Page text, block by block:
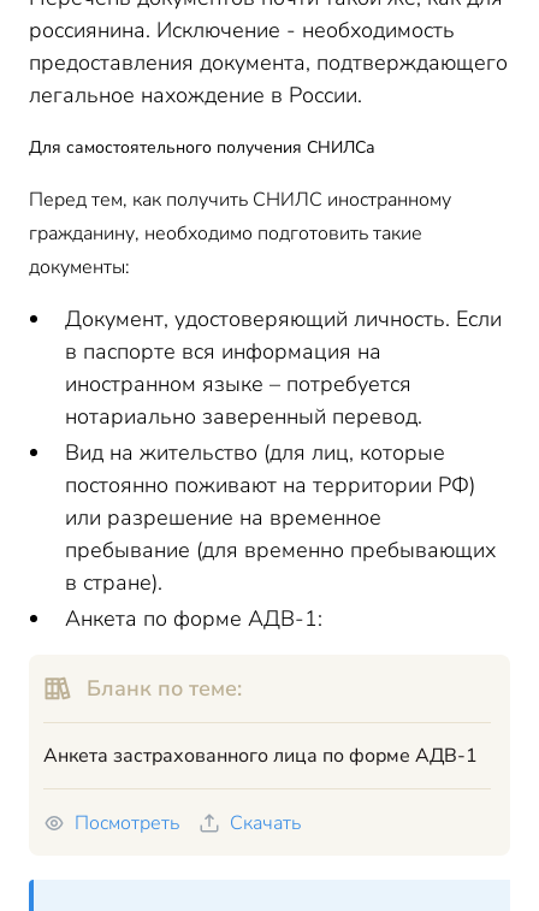
россиянина. Исключение - необходимость
предоставления документа, подтверждающего
легальное нахождение в России.
Для самостоятельного получения СНИЛСа
Перед тем, как получить СНИЛС иностранному
гражданину, необходимо подготовить такие
документы:
Документ, удостоверяющий личность. Если
в паспорте вся информация на
иностранном языке – потребуется
нотариально заверенный перевод.
Вид на жительство (для лиц, которые
постоянно поживают на территории РФ)
или разрешение на временное
пребывание (для временно пребывающих
в стране).
Анкета по форме АДВ-1:
Бланк по теме:
Анкета застрахованного лица по форме АДВ-1
Посмотреть Скачать